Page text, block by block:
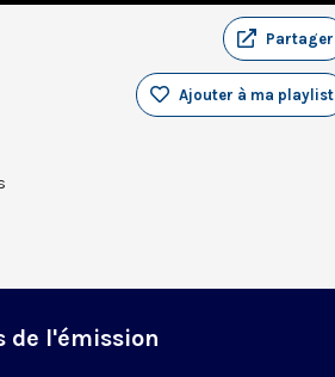
Partager
Ajouter à ma playlist
de l'émission